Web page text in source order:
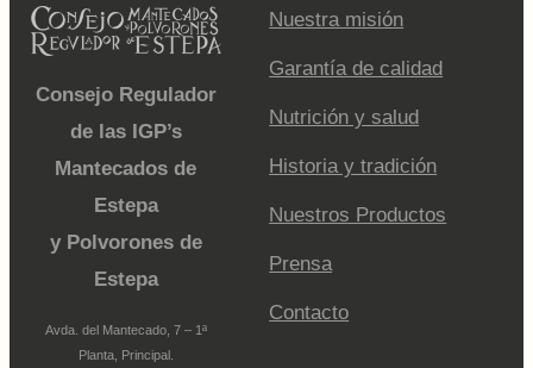
Consejo Regulador
de las IGP’s
Mantecados de
Estepa
y Polvorones de
Estepa
Avda. del Mantecado, 7 – 1ª
Planta, Principal.
Nuestra misión
Garantía de calidad
Nutrición y salud
Historia y tradición
Nuestros Productos
Prensa
Contacto